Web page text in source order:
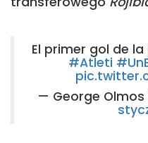
El primer gol de
#Atleti
— George